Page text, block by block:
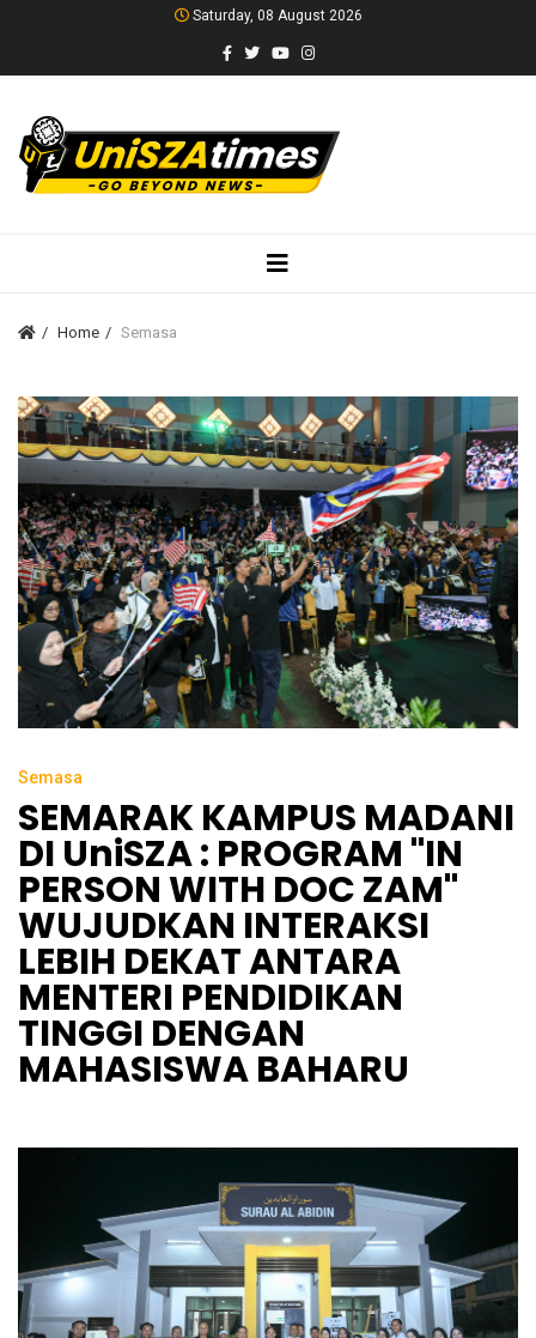
Saturday, 08 August 2026
Home Semasa
Semasa
SEMARAK KAMPUS MADANI
DI UniSZA : PROGRAM "IN
PERSON WITH DOC ZAM"
WUJUDKAN INTERAKSI
LEBIH DEKAT ANTARA
MENTERI PENDIDIKAN
TINGGI DENGAN
MAHASISWA BAHARU